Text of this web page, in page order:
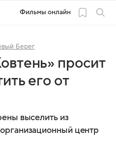
Фильмы онлайн
Берег
просит
его от
выселить из
центр